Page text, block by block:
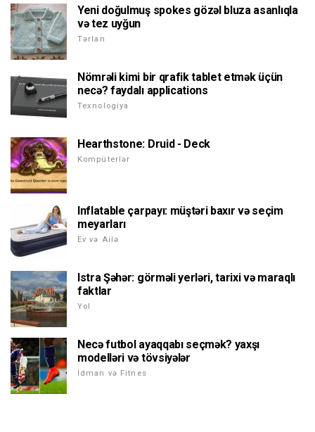
Yeni doğulmuş spokes gözəl bluza asanlıqla
və tez uyğun
Tərlan
Nömrəli kimi bir qrafik tablet etmək üçün
necə? faydalı applications
Texnologiya
Hearthstone: Druid - Deck
Kompüterlər
Inflatable çarpayı: müştəri baxır və seçim
meyarları
Ev və Ailə
Istra Şəhər: görməli yerləri, tarixi və maraqlı
faktlar
Yol
Necə futbol ayaqqabı seçmək? yaxşı
modelləri və tövsiyələr
İdman və Fitnes